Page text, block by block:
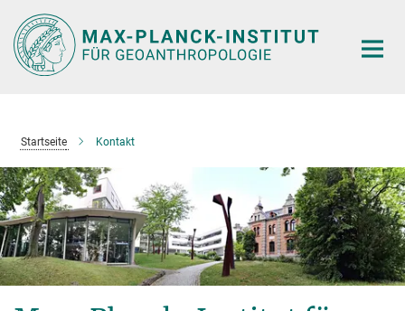
Hauptinhalt
Startseite Kontakt